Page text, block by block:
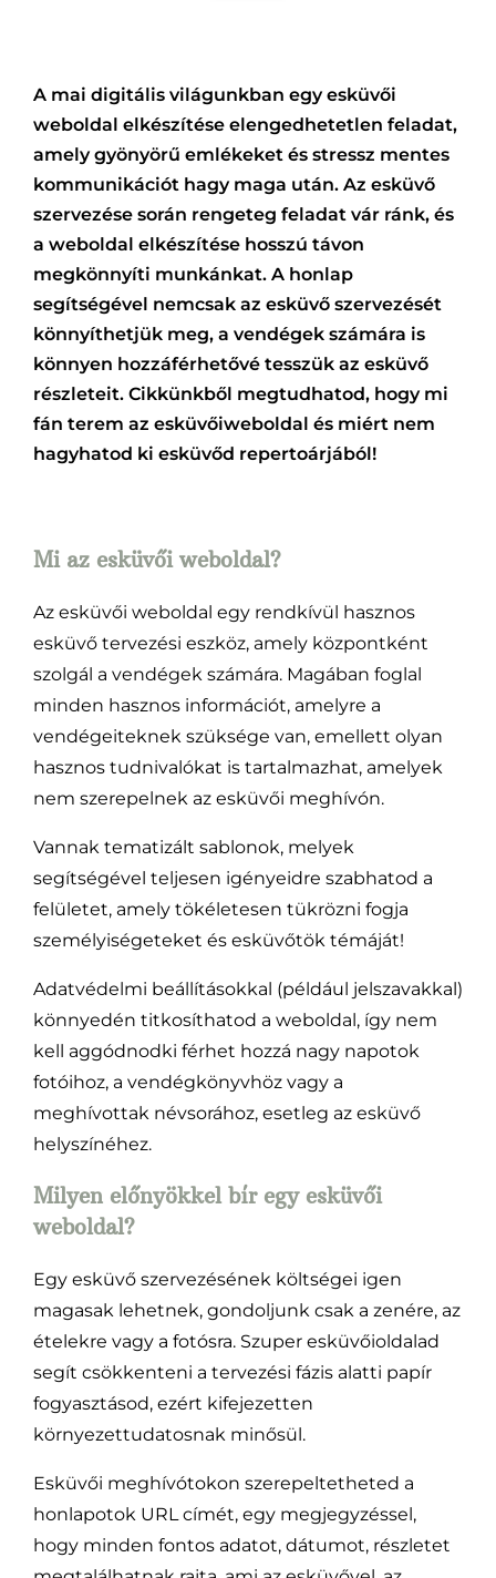
A mai digitális világunkban egy esküvői
weboldal elkészítése elengedhetetlen feladat,
amely gyönyörű emlékeket és stressz mentes
kommunikációt hagy maga után. Az esküvő
szervezése során rengeteg feladat vár ránk, és
a weboldal elkészítése hosszú távon
megkönnyíti munkánkat. A honlap
segítségével nemcsak az esküvő szervezését
könnyíthetjük meg, a vendégek számára is
könnyen hozzáférhetővé tesszük az esküvő
részleteit. Cikkünkből megtudhatod, hogy mi
fán terem az esküvőiweboldal és miért nem
hagyhatod ki esküvőd repertoárjából!
Mi az esküvői weboldal?
Az esküvői weboldal egy rendkívül hasznos
esküvő tervezési eszköz, amely központként
szolgál a vendégek számára. Magában foglal
minden hasznos információt, amelyre a
vendégeiteknek szüksége van, emellett olyan
hasznos tudnivalókat is tartalmazhat, amelyek
nem szerepelnek az esküvői meghívón.
Vannak tematizált sablonok, melyek
segítségével teljesen igényeidre szabhatod a
felületet, amely tökéletesen tükrözni fogja
személyiségeteket és esküvőtök témáját!
Adatvédelmi beállításokkal (például jelszavakkal)
könnyedén titkosíthatod a weboldal, így nem
kell aggódnodki férhet hozzá nagy napotok
fotóihoz, a vendégkönyvhöz vagy a
meghívottak névsorához, esetleg az esküvő
helyszínéhez.
Milyen előnyökkel bír egy esküvői
weboldal?
Egy esküvő szervezésének költségei igen
magasak lehetnek, gondoljunk csak a zenére, az
ételekre vagy a fotósra. Szuper esküvőioldalad
segít csökkenteni a tervezési fázis alatti papír
fogyasztásod, ezért kifejezetten
környezettudatosnak minősül.
Esküvői meghívótokon szerepeltetheted a
honlapotok URL címét, egy megjegyzéssel,
hogy minden fontos adatot, dátumot, részletet